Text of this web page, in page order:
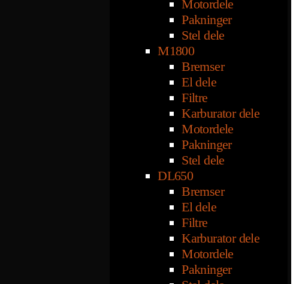
Motordele
Pakninger
Stel dele
M1800
Bremser
El dele
Filtre
Karburator dele
Motordele
Pakninger
Stel dele
DL650
Bremser
El dele
Filtre
Karburator dele
Motordele
Pakninger